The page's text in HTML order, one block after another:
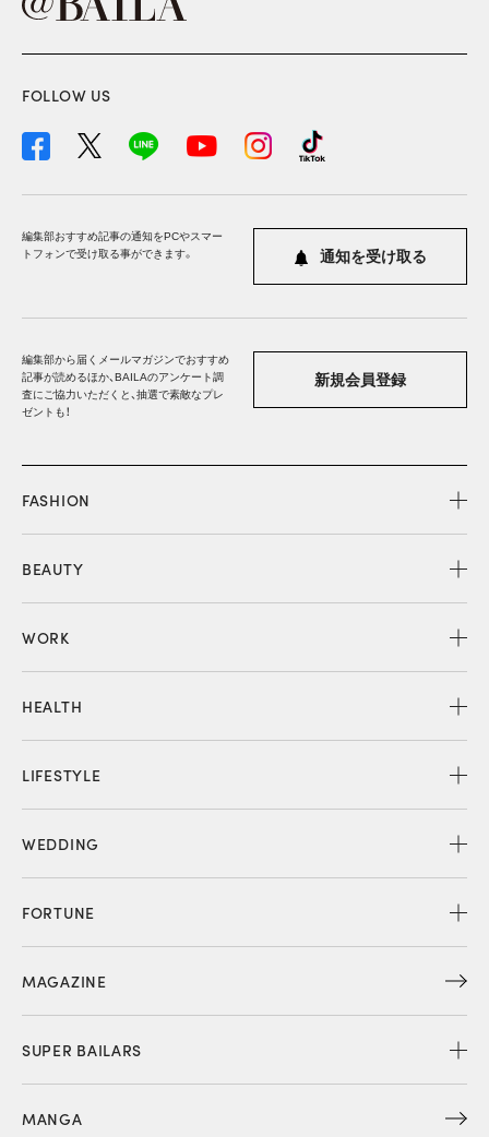
FOLLOW US
編集部おすすめ記事の通知をPCやスマー
トフォンで受け取る事ができます。
通知を受け取る
編集部から届くメールマガジンでおすすめ
記事が読めるほか、BAILAのアンケート調
査にご協力いただくと、抽選で素敵なプレ
ゼントも！
新規会員登録
FASHION
BEAUTY
WORK
HEALTH
LIFESTYLE
WEDDING
FORTUNE
MAGAZINE
SUPER BAILARS
MANGA